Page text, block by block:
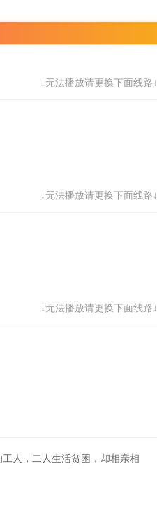
↓无法播放请更换下面线路↓
↓无法播放请更换下面线路↓
↓无法播放请更换下面线路↓
人，二人生活贫困，却相亲相